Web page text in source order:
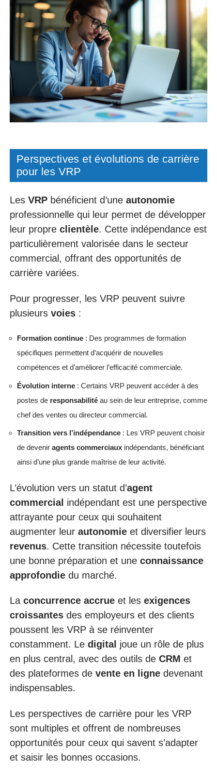
Perspectives et évolutions de carrière
pour les VRP
Les VRP bénéficient d’une autonomie
professionnelle qui leur permet de développer
leur propre clientèle. Cette indépendance est
particulièrement valorisée dans le secteur
commercial, offrant des opportunités de
carrière variées.
Pour progresser, les VRP peuvent suivre
plusieurs voies :
Formation continue : Des programmes de formation
spécifiques permettent d’acquérir de nouvelles
compétences et d’améliorer l’efficacité commerciale.
Évolution interne : Certains VRP peuvent accéder à des
postes de responsabilité au sein de leur entreprise, comme
chef des ventes ou directeur commercial.
Transition vers l’indépendance : Les VRP peuvent choisir
de devenir agents commerciaux indépendants, bénéficiant
ainsi d’une plus grande maîtrise de leur activité.
L’évolution vers un statut d’agent
commercial indépendant est une perspective
attrayante pour ceux qui souhaitent
augmenter leur autonomie et diversifier leurs
revenus. Cette transition nécessite toutefois
une bonne préparation et une connaissance
approfondie du marché.
La concurrence accrue et les exigences
croissantes des employeurs et des clients
poussent les VRP à se réinventer
constamment. Le digital joue un rôle de plus
en plus central, avec des outils de CRM et
des plateformes de vente en ligne devenant
indispensables.
Les perspectives de carrière pour les VRP
sont multiples et offrent de nombreuses
opportunités pour ceux qui savent s’adapter
et saisir les bonnes occasions.